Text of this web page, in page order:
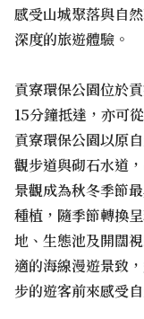
感受山城聚落與自
深度的旅遊體驗。
貢寮環保公園位於
15分鐘抵達，亦可
貢寮環保公園以原
觀步道與砌石水道
景觀成為秋冬季節
種植，隨季節轉換
地、生態池及開闊
適的海線漫遊景致
步的遊客前來感受